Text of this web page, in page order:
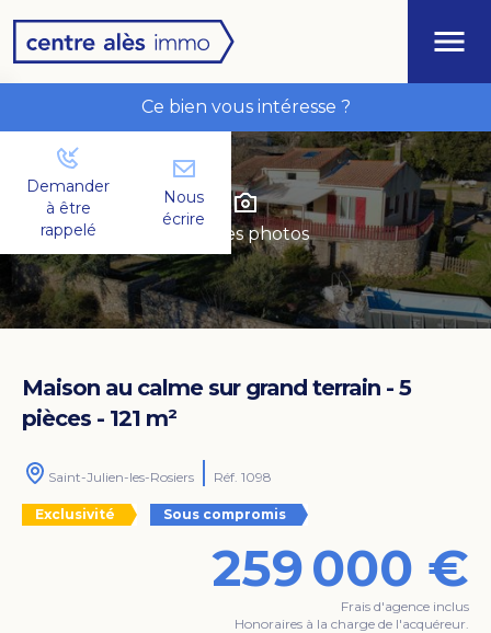
Maison au calme sur grand terrain - 5
pièces - 121 m²
Saint-Julien-les-Rosiers Réf. 1098
Exclusivité Sous compromis
259 000 €
Frais d'agence inclus
Honoraires à la charge de l'acquéreur.
Voir les photos
Voir les photos
Ce bien vous intéresse ?
Demander
à être
rappelé
Nous
écrire